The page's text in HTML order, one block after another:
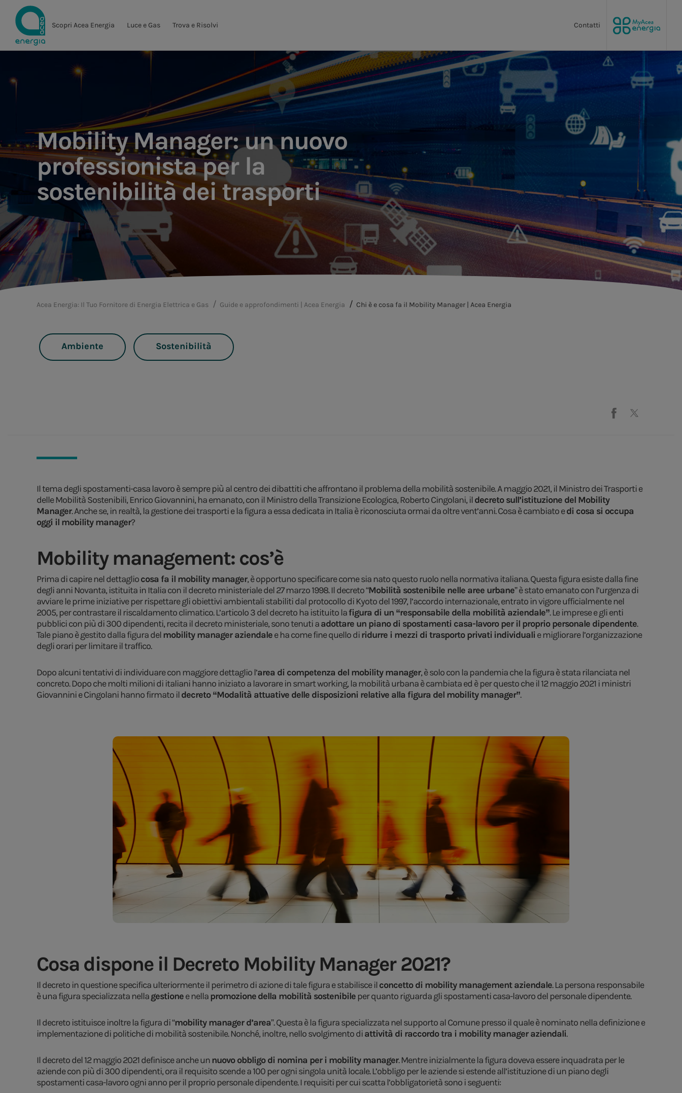
Scopri Acea Energia Luce e Gas Trova e Risolvi Contatti
Mobility Manager: un nuovo
professionista per la
sostenibilità dei trasporti
Acea Energia: Il Tuo Fornitore di Energia Elettrica e Gas Guide e approfondimenti | Acea Energia Chi è e cosa fa il Mobility Manager | Acea Energia
Ambiente Sostenibilità
Il tema degli spostamenti-casa lavoro è sempre più al centro dei dibattiti che affrontano il problema della mobilità sostenibile. A maggio 2021, il Ministro dei Trasporti e
delle Mobilità Sostenibili, Enrico Giovannini, ha emanato, con il Ministro della Transizione Ecologica, Roberto Cingolani, ildecreto sull’istituzione del Mobility
Manager. Anche se, in realtà, la gestione dei trasporti e la figura a essa dedicata in Italia è riconosciuta ormai da oltre vent’anni. Cosa è cambiato edi cosa si occupa
oggi il mobility manager?
Mobility management: cos’è
Prima di capire nel dettagliocosa fa il mobility manager, è opportuno specificare come sia nato questo ruolo nella normativa italiana. Questa figura esiste dalla fine
degli anni Novanta, istituita in Italia con il decreto ministeriale del 27 marzo 1998. Il decreto “Mobilità sostenibile nelle aree urbane” è stato emanato con l’urgenza di
avviare le prime iniziative per rispettare gli obiettivi ambientali stabiliti dal protocollo di Kyoto del 1997, l’accordo internazionale, entrato in vigore ufficialmente nel
2005, per contrastare il riscaldamento climatico. L’articolo 3 del decreto ha istituito lafigura di un “responsabile della mobilità aziendale”. Le imprese e gli enti
pubblici con più di 300 dipendenti, recita il decreto ministeriale, sono tenuti aadottare un piano di spostamenti casa-lavoro per il proprio personale dipendente.
Tale piano è gestito dalla figura delmobility manager aziendalee ha come fine quello diridurre i mezzi di trasporto privati individuali e migliorare l’organizzazione
degli orari per limitare il traffico.
Dopo alcuni tentativi di individuare con maggiore dettaglio l’area di competenza del mobility manager, è solo con la pandemia che la figura è stata rilanciata nel
concreto. Dopo che molti milioni di italiani hanno iniziato a lavorare in smart working, la mobilità urbana è cambiata ed è per questo che il 12 maggio 2021 i ministri
Giovannini e Cingolani hanno firmato ildecreto “Modalità attuative delle disposizioni relative alla figura del mobility manager”.
Cosa dispone il Decreto Mobility Manager 2021?
Il decreto in questione specifica ulteriormente il perimetro di azione di tale figura e stabilisce ilconcetto di mobility management aziendale. La persona responsabile
è una figura specializzata nellagestionee nellapromozionedella mobilità sostenibile per quanto riguarda gli spostamenti casa-lavoro del personale dipendente.
Il decreto istituisce inoltre la figura di “mobility manager d’area”. Questa è la figura specializzata nel supporto al Comune presso il quale è nominato nella definizione e
implementazione di politiche di mobilità sostenibile. Nonché, inoltre, nello svolgimento diattività di raccordo tra i mobility manager aziendali.
Il decreto del 12 maggio 2021 definisce anche unnuovo obbligo di nomina per i mobility manager. Mentre inizialmente la figura doveva essere inquadrata per le
aziende con più di 300 dipendenti, ora il requisito scende a 100 per ogni singola unità locale. L’obbligo per le aziende si estende all’istituzione di un piano degli
spostamenti casa-lavoro ogni anno per il proprio personale dipendente. I requisiti per cui scatta l’obbligatorietà sono i seguenti: